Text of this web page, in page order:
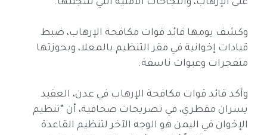
على الإرهاب، والنجاحات الأمنية التي سجلتها.
وكشف يومها قائد قوات مكافحة الإرهاب، ضبط
قيادات إخوانية في مقر التنظيم بالمعلا، وبحوزتها
متفجرات وعبوات ناسفة.
وأكد قائد قوات مكافحة الإرهاب في عدن، العقيد
يسران مقطري، في تصريحات صحافية، أن “تنظيم
الإخوان في اليمن هو الوجه الآخر لتنظيم القاعدة